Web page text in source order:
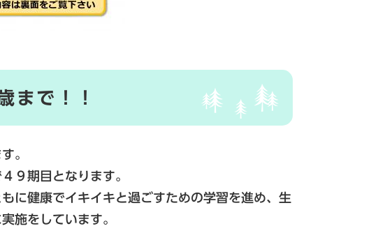
まで！！
。
９期目となります。
に健康でイキイキと過ごすための学習を進め、生
施をしています。